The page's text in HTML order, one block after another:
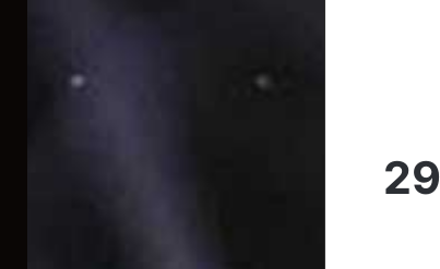
شبيبة القبائل تستأنف التدريبات يوم 29